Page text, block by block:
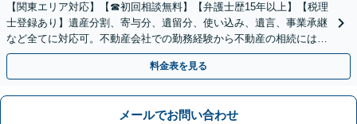
【関東エリア対応】【☎︎初回相談無料】【弁護士歴15年以上】【税理
士登録あり】遺産分割、寄与分、遺留分、使い込み、遺言、事業承継
など全てに対応可。不動産会社での勤務経験から不動産の相続には特
に的確に対応【出張サービス】【夜間・休日面談】
料金表を見る
メールでお問い合わせ